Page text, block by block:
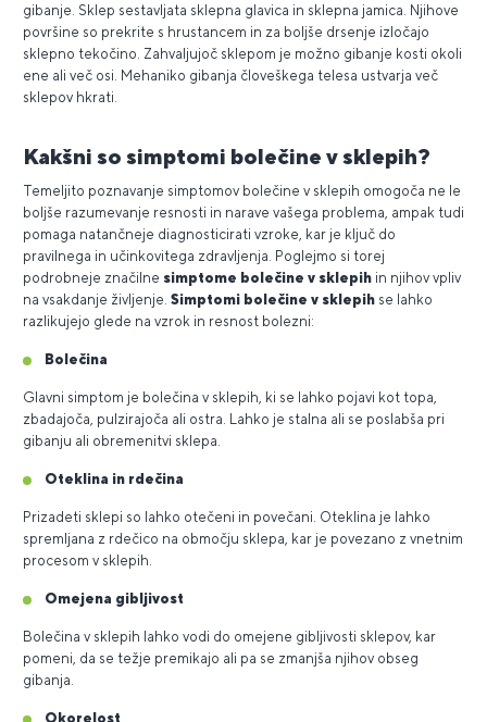
gibanje. Sklep sestavljata sklepna glavica in sklepna jamica. Njihove
površine so prekrite s hrustancem in za boljše drsenje izločajo
sklepno tekočino. Zahvaljujoč sklepom je možno gibanje kosti okoli
ene ali več osi. Mehaniko gibanja človeškega telesa ustvarja več
sklepov hkrati.
Kakšni so simptomi bolečine v sklepih?
Temeljito poznavanje simptomov bolečine v sklepih omogoča ne le
boljše razumevanje resnosti in narave vašega problema, ampak tudi
pomaga natančneje diagnosticirati vzroke, kar je ključ do
pravilnega in učinkovitega zdravljenja. Poglejmo si torej
podrobneje značilne simptome bolečine v sklepih in njihov vpliv
na vsakdanje življenje. Simptomi bolečine v sklepih se lahko
razlikujejo glede na vzrok in resnost bolezni:
Bolečina
Glavni simptom je bolečina v sklepih, ki se lahko pojavi kot topa,
zbadajoča, pulzirajoča ali ostra. Lahko je stalna ali se poslabša pri
gibanju ali obremenitvi sklepa.
Oteklina in rdečina
Prizadeti sklepi so lahko otečeni in povečani. Oteklina je lahko
spremljana z rdečico na območju sklepa, kar je povezano z vnetnim
procesom v sklepih.
Omejena gibljivost
Bolečina v sklepih lahko vodi do omejene gibljivosti sklepov, kar
pomeni, da se težje premikajo ali pa se zmanjša njihov obseg
gibanja.
Okorelost